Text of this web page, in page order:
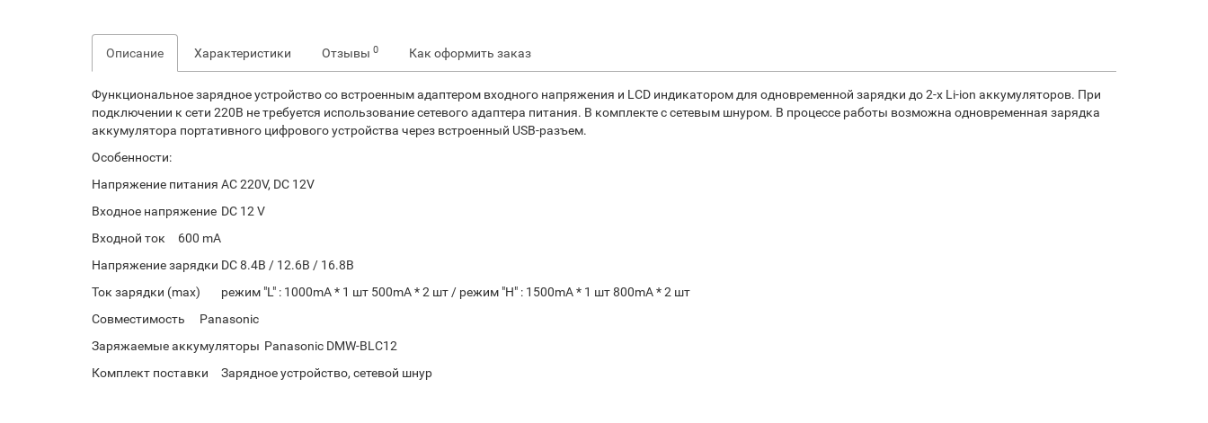
Описание Характеристики Отзывы 0 Как оформить заказ
Функциональное зарядное устройство со встроенным адаптером входного напряжения и LCD индикатором для одновременной зарядки до 2-х Li-ion аккумуляторов. При
подключении к сети 220В не требуется использование сетевого адаптера питания. В комплекте с сетевым шнуром. В процессе работы возможна одновременная зарядка
аккумулятора портативного цифрового устройства через встроенный USB-разъем.
Особенности:
Напряжение питания AC 220V, DC 12V
Входное напряжение DC 12 V
Входной ток
600 mA
Напряжение зарядки DC 8.4В / 12.6В / 16.8В
Ток зарядки (max)
режим "L" : 1000mA * 1 шт 500mA * 2 шт / режим "H" : 1500mA * 1 шт 800mA * 2 шт
Совместимость
Panasonic
Заряжаемые аккумуляторы Panasonic DMW-BLC12
Комплект поставки
Зарядное устройство, сетевой шнур